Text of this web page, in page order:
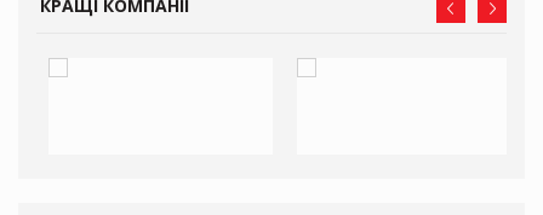
КРАЩІ КОМПАНІЇ